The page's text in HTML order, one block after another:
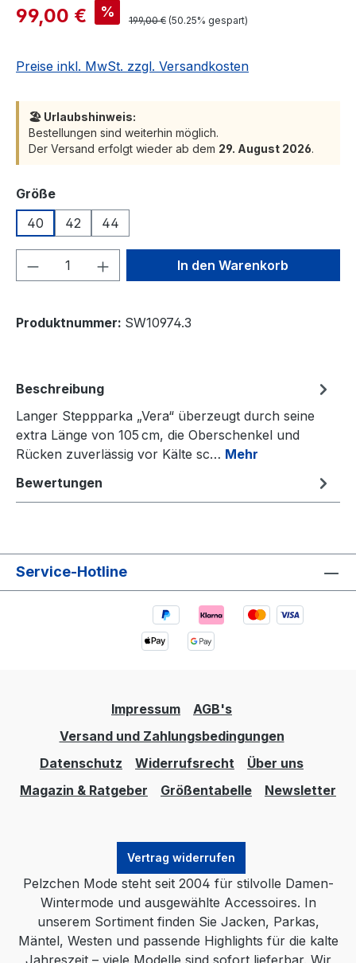
Verkaufspreis:
99,00 € % Regulärer Preis:
199,00 € (50.25% gespart)
Preise inkl. MwSt. zzgl. Versandkosten
🏖️ Urlaubshinweis:
Bestellungen sind weiterhin möglich.
Der Versand erfolgt wieder ab dem 29. August 2026.
Größeauswählen
40
42 44
Produkt Anzahl: Gib denIn den Warenkorb
Produktnummer: SW10974.3
Beschreibung
Langer Steppparka „Vera“ überzeugt durch seine
extra Länge von 105 cm, die Oberschenkel und
Rücken zuverlässig vor Kälte sc… Mehr
Bewertungen
Service-Hotline
Impressum
AGB's
Versand und Zahlungsbedingungen
Datenschutz
Widerrufsrecht
Über uns
Magazin & Ratgeber
Größentabelle Newsletter
Vertrag widerrufen
Pelzchen Mode steht seit 2004 für stilvolle Damen-
Wintermode und ausgewählte Accessoires. In
unserem Sortiment finden Sie Jacken, Parkas,
Mäntel, Westen und passende Highlights für die kalte